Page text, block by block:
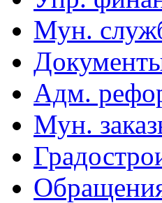
Мун.
Адм.
Мун.